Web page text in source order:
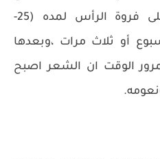
ماء الارز بعد تصفيته على فروة الرأس لمده (25-
أو ثلاث مرات ،وبعدها
الوقت ان الشعر اصبح